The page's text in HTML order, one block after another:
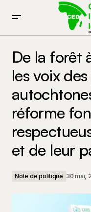
de leur identité et de
De la forêt
les voix
réforme
et de leur
Note de politique 30 mai,